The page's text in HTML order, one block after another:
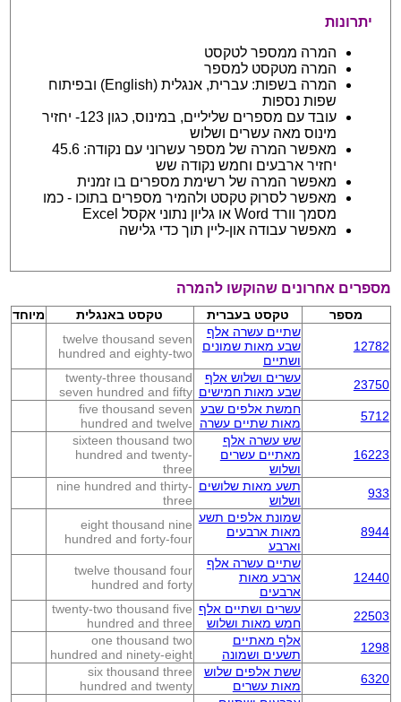
יתרונות
המרה ממספר לטקסט
המרה מטקסט למספר
המרה בשפות: עברית, אנגלית (English) ובפיתוח
שפות נספות
עובד עם מספרים שליליים, במינוס, כגון 123- יחזיר
מינוס מאה עשרים ושלוש
מאפשר המרה של מספר עשרוני עם נקודה: 45.6
יחזיר ארבעים וחמש נקודה שש
מאפשר המרה של רשימת מספרים בו זמנית
מאפשר לסרוק טקסט ולהמיר מספרים בתוכו - כמו
מסמך וורד Word או גליון נתוני אקסל Excel
מאפשר עבודה און-ליין תוך כדי גלישה
מספרים אחרונים שהוקשו להמרה
מספר טקסט בעברית טקסט באנגלית מיוחד
12782
שתיים עשרה אלף
שבע מאות שמונים
ושתיים
twelve thousand seven
hundred and eighty-two
23750
עשרים ושלוש אלף
שבע מאות חמישים
twenty-three thousand
seven hundred and fifty
5712
חמשת אלפים שבע
מאות שתיים עשרה
five thousand seven
hundred and twelve
16223
שש עשרה אלף
מאתיים עשרים
ושלוש
sixteen thousand two
hundred and twenty-
three
933
תשע מאות שלושים
ושלוש
nine hundred and thirty-
three
8944
שמונת אלפים תשע
מאות ארבעים
וארבע
eight thousand nine
hundred and forty-four
12440
שתיים עשרה אלף
ארבע מאות
ארבעים
twelve thousand four
hundred and forty
22503
עשרים ושתיים אלף
חמש מאות ושלוש
twenty-two thousand five
hundred and three
1298
אלף מאתיים
תשעים ושמונה
one thousand two
hundred and ninety-eight
6320
ששת אלפים שלוש
מאות עשרים
six thousand three
hundred and twenty